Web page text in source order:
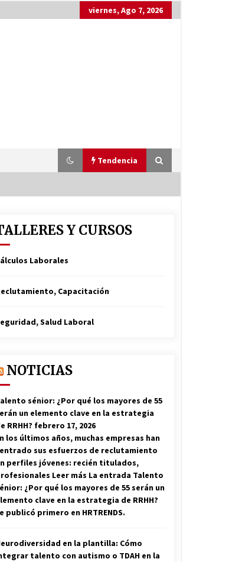
viernes, Ago 7, 2026
Tendencia
Y CURSOS
Laborales
Capacitación
Salud Laboral
NOTICIAS
sénior: ¿Por qué los mayores de 55
un elemento clave en la estrategia
RRHH? febrero 17, 2026
los últimos años, muchas empresas han
sus esfuerzos de reclutamiento
perfiles jóvenes: recién titulados,
Leer más La entrada Talento
¿Por qué los mayores de 55 serán un
clave en la estrategia de RRHH?
publicó primero en HRTRENDS.
en la plantilla: Cómo
talento con autismo o TDAH en la